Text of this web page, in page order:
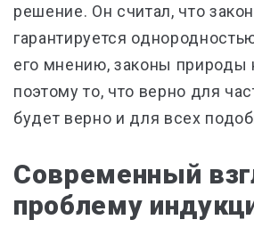
решение. Он считал, что
гарантируется
его мнению, законы природы
поэтому то, что верно для
будет верно и для всех
Современный
проблему